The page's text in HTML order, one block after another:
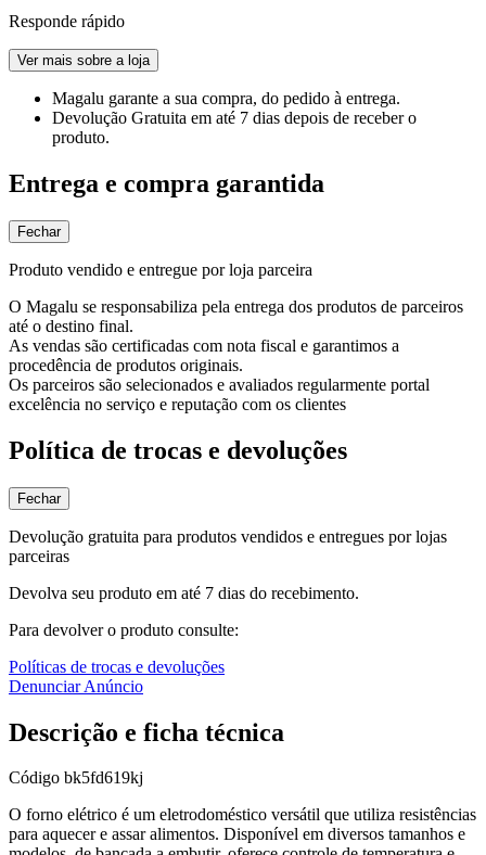
Responde rápido
Ver mais sobre a loja
Magalu garante a sua compra, do pedido à entrega.
Devolução Gratuita em até 7 dias depois de receber o
produto.
Entrega e compra garantida
Fechar
Produto vendido e entregue por loja parceira
O Magalu se responsabiliza pela entrega dos produtos de parceiros
até o destino final.
As vendas são certificadas com nota fiscal e garantimos a
procedência de produtos originais.
Os parceiros são selecionados e avaliados regularmente portal
excelência no serviço e reputação com os clientes
Política de trocas e devoluções
Fechar
Devolução gratuita para produtos vendidos e entregues por lojas
parceiras
Devolva seu produto em até 7 dias do recebimento.
Para devolver o produto consulte:
Políticas de trocas e devoluções
Denunciar Anúncio
Descrição e ficha técnica
Código bk5fd619kj
O forno elétrico é um eletrodoméstico versátil que utiliza resistências
para aquecer e assar alimentos. Disponível em diversos tamanhos e